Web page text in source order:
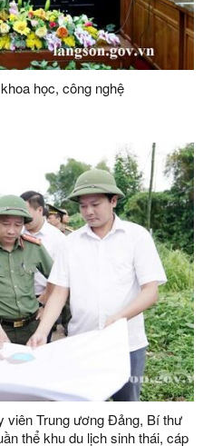
học, công nghệ
viên Trung ương Đảng, Bí thư
thể khu du lịch sinh thái, cáp